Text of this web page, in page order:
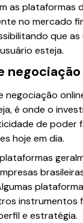
as plataformas
no mercado
que
esteja.
negociação
é onde o
de poder
hoje em dia.
e estratégia.